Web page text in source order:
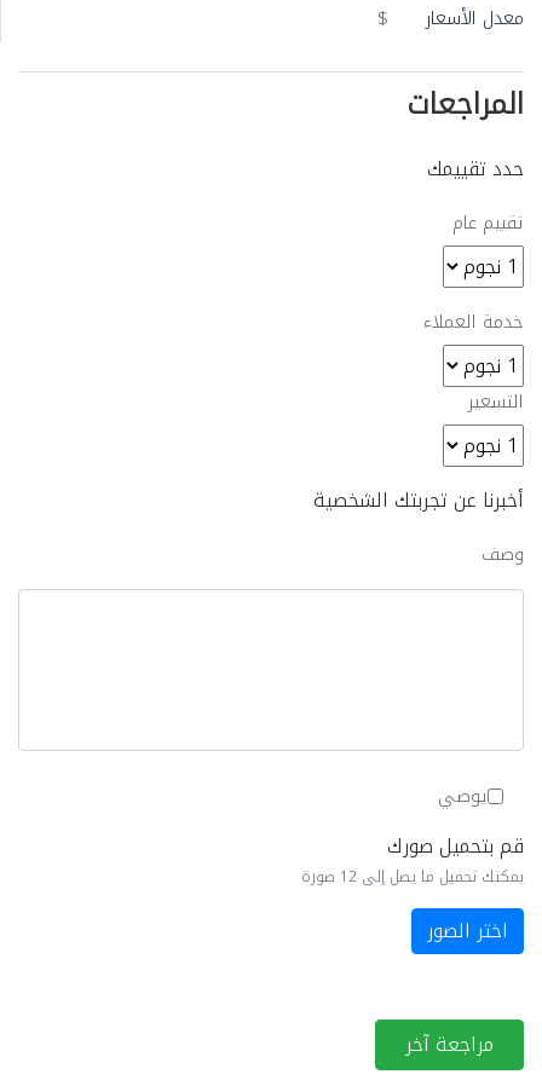
معدل الأسعار $
المراجعات
حدد تقييمك
تقييم عام
خدمة العملاء
التسعير
أخبرنا عن تجربتك الشخصية
وصف
يوصي
قم بتحميل صورك
يمكنك تحميل ما يصل إلى 12 صورة
اختر الصور
مراجعة آخر